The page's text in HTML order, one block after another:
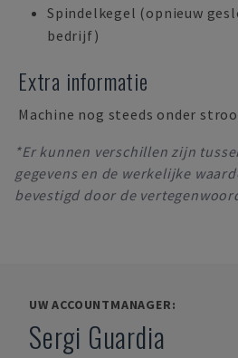
Spindelkegel (opnieuw
bedrijf)
Extra informatie
Machine nog steeds onder
*Er kunnen verschillen zijn
gegevens en de werkelijke
bevestigd door de
UW ACCOUNTMANAGER:
Sergi Guardia